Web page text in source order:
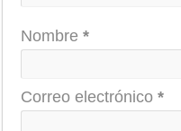
Nombre*
Correo electrónico*